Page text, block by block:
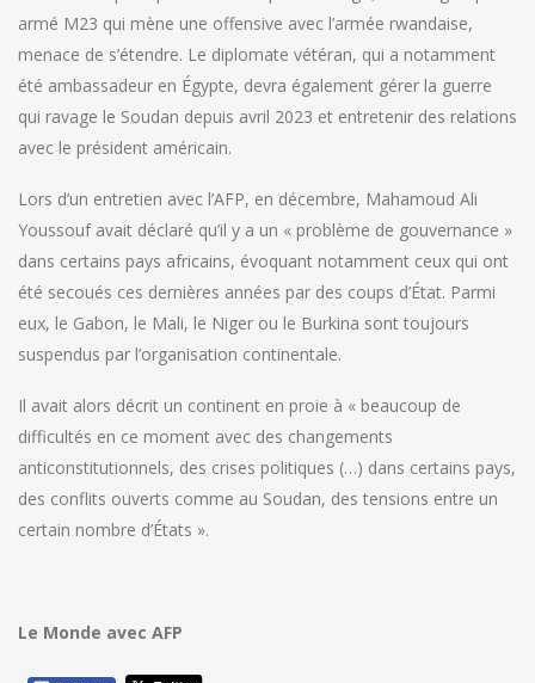
armé M23 qui mène une offensive avec l’armée rwandaise,
menace de s’étendre. Le diplomate vétéran, qui a notamment
été ambassadeur en Égypte, devra également gérer la guerre
qui ravage le Soudan depuis avril 2023 et entretenir des relations
avec le président américain.
Lors d’un entretien avec l’AFP, en décembre, Mahamoud Ali
Youssouf avait déclaré qu’il y a un « problème de gouvernance »
dans certains pays africains, évoquant notamment ceux qui ont
été secoués ces dernières années par des coups d’État. Parmi
eux, le Gabon, le Mali, le Niger ou le Burkina sont toujours
suspendus par l’organisation continentale.
Il avait alors décrit un continent en proie à « beaucoup de
difficultés en ce moment avec des changements
anticonstitutionnels, des crises politiques (…) dans certains pays,
des conflits ouverts comme au Soudan, des tensions entre un
certain nombre d’États ».
Le Monde avec AFP